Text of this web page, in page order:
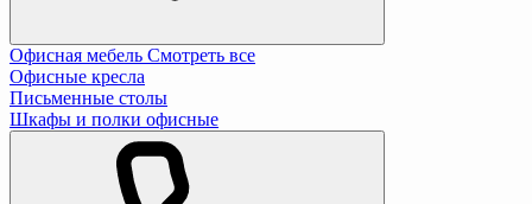
Офисная мебель Смотреть все
Офисные кресла
Письменные столы
Шкафы и полки офисные